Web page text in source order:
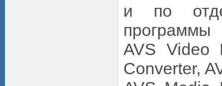
и по
AVS Video
Converter,